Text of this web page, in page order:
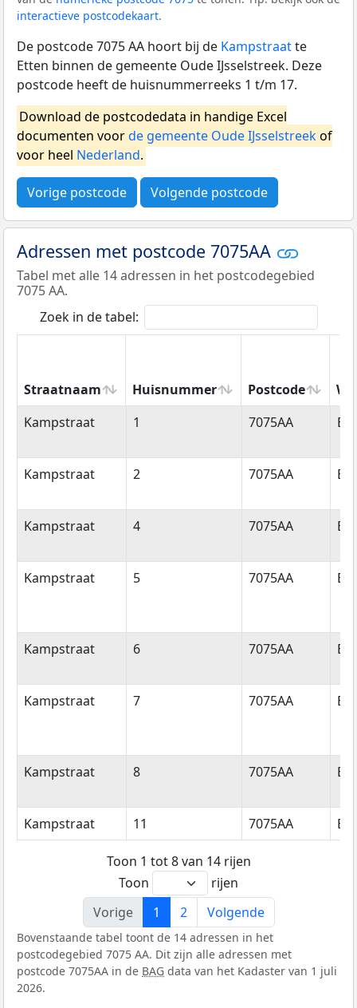
interactieve postcodekaart.
De postcode 7075 AA hoort bij de Kampstraatte
Etten binnen de gemeente Oude IJsselstreek. Deze
postcode heeft de huisnummerreeks 1 t/m 17.
Download de postcodedata in handige Excel
documenten voorde gemeente Oude IJsselstreekof
voor heel Nederland.
Vorige postcode Volgende postcode
Adressen met postcode 7075AA
Tabel met alle 14 adressen in het postcodegebied
7075 AA.
Zoek in de tabel:
Straatnaam Huisnummer Postcode
Straatnaam
Huisnummer Postcode
Kampstraat 1 7075AA
Kampstraat 2 7075AA
Kampstraat 4 7075AA
Kampstraat 5 7075AA
Kampstraat 6 7075AA
Kampstraat 7 7075AA
Kampstraat 8 7075AA
Kampstraat 11 7075AA
Toon 1 tot 8 van 14 rijen
Toon
rijen
Vorige
1 2 Volgende
Bovenstaande tabel toont de 14 adressen in het
postcodegebied 7075 AA. Dit zijn alle adressen met
postcode 7075AA in de BAG data van het Kadaster van 1 juli
2026.